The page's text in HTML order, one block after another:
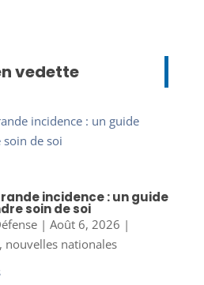
vedette
incidence : un guide
soin de soi
| Août 6, 2026 |
nouvelles nationales